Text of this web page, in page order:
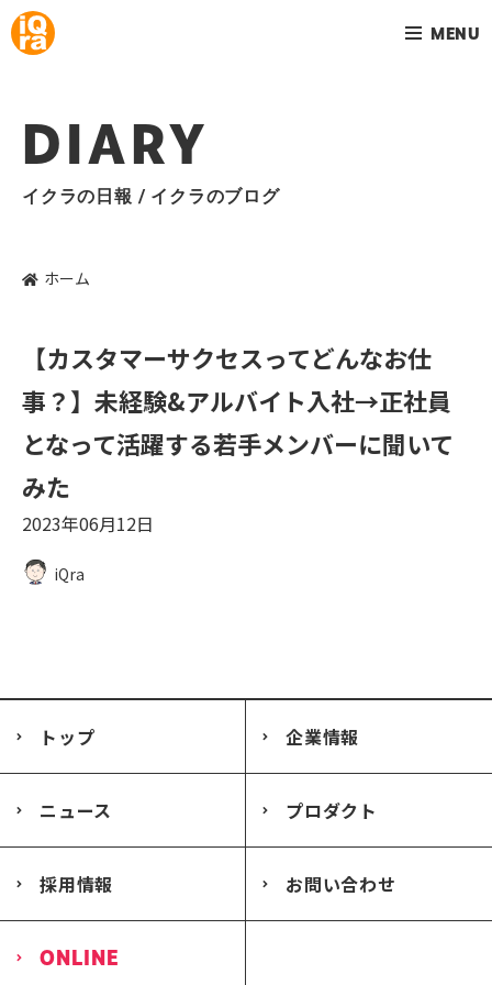
MENU
DIARY
イクラの日報 / イクラのブログ
ホーム
【カスタマーサクセスってどんなお仕
事？】未経験&アルバイト入社→正社員
となって活躍する若手メンバーに聞いて
みた
2023年06月12日
iQra
トップ 企業情報
ニュース プロダクト
採用情報 お問い合わせ
ONLINE